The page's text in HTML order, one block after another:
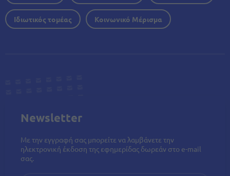
Ιδιωτικός τομέας Κοινωνικό Μέρισμα
Newsletter
Με την εγγραφή σας μπορείτε να λαμβάνετε την
ηλεκτρονική έκδοση της εφημερίδας δωρεάν στο e-mail
σας.